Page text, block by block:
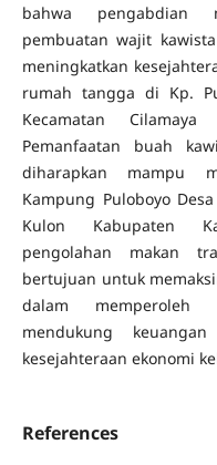
bahwa pengabdian
pembuatan wajit
meningkatkan
rumah tangga di Kp.
Kecamatan
Pemanfaatan buah
diharapkan mampu
Kampung Puloboyo
Kulon Kabupaten
pengolahan makan
bertujuan untuk
dalam memperoleh
mendukung
kesejahteraan ekonomi
References